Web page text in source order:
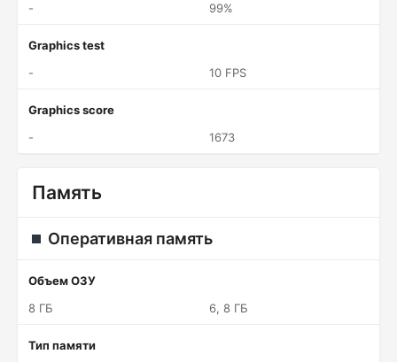
-
99%
Graphics test
-
10 FPS
Graphics score
-
1673
Память
Оперативная память
Объем ОЗУ
8 ГБ
6, 8 ГБ
Тип памяти